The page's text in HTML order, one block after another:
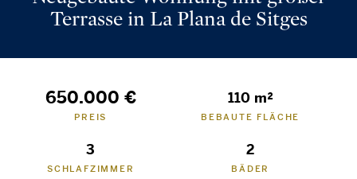
Terrasse in La Plana de Sitges
650.000 €
PREIS
110 m²
BEBAUTE FLÄCHE
3
SCHLAFZIMMER
2
BÄDER